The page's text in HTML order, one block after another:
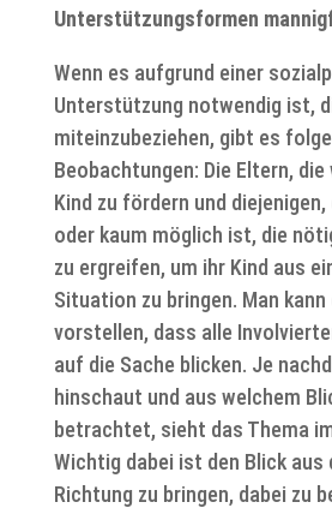
Unterstützungsformen
Wenn es aufgrund einer
Unterstützung notwendig ist,
miteinzubeziehen, gibt es
Beobachtungen: Die Eltern,
Kind zu fördern und
oder kaum möglich ist, die
zu ergreifen, um ihr Kind aus
Situation zu bringen. Man
vorstellen, dass alle
auf die Sache blicken. Je
hinschaut und aus welchem
betrachtet, sieht das Thema
Wichtig dabei ist den Blick aus
Richtung zu bringen, dabei zu